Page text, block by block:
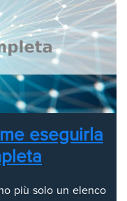
eseguirla
più solo un elenco